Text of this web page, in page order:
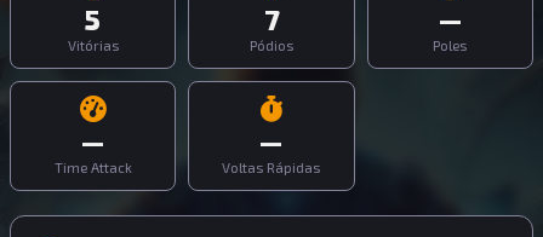
5
Vitórias
7
Pódios
—
Poles
—
Time Attack
—
Voltas Rápidas